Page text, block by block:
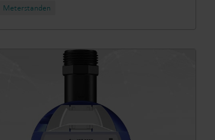
Meterstanden​